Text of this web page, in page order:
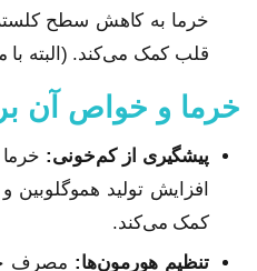
قلب کمک می‌کند. (البته
خرما و خواص آن
پیشگیری از کم‌خونی:
افزایش تولید
کمک می‌کند.
تنظیم هورمون‌ها: مصرف